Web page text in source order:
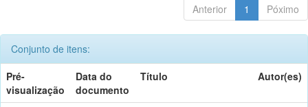
Anterior 1 Póximo
Conjunto de itens:
Pré-
visualização
Data do
documento
Título Autor(es)